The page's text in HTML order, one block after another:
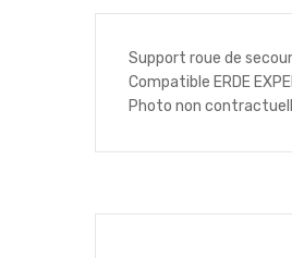
Support roue de
Compatible ERDE
Photo non